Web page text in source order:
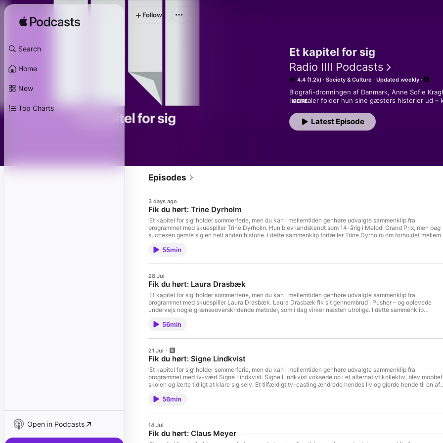
Search
Home
New
Top Charts
Open in Podcasts
Et kapitel for sig
Radio IIII Podcasts
4.4 (1.2k) Society & Culture Updated weekly
Biografi-dronningen af Danmark, Anne Sofie
I samtaler folder hun sine gæsters historier ud –
Mennesker som du aldrig har hørt før
MORE
Latest Episode
Follow
Episodes
3 days ago
Fik du hørt: Trine Dyrholm
‘Et kapitel for sig’ holder sommerferie, men du kan i mellemtiden genhøre udvalgte sammenklip fra
programmet med skuespiller Trine Dyrholm. Hun blev landskendt som 14-årig i Melodi Grand Prix, men bag
succesen gemte sig en helt anden historie. I dette sammenklip fortæller Trine Dyrholm om forholdet mellem
egen familie. Nu vælger hun at dele de sårbare sider af sit liv offentligt – og fortæller hvorfor det er vigtigere
omnystudio.com/listener for privacy information.
55min
28 Jul
Fik du hørt: Laura Drasbæk
‘Et kapitel for sig’ holder sommerferie, men du kan i mellemtiden genhøre udvalgte sammenklip fra
programmet med skuespiller Laura Drasbæk. Laura Drasbæk fik sit gennembrud i Pusher – og oplevede
undervejs nogle grænseoverskridende metoder, som i dag virker næsten utrolige. I dette sammenklip
Hun ser også tilbage på forholdet til sin alkoholiserede far og på den vrede, det tog år at slippe. Og så
Leo Peter Larsen Redaktør: Christian Stemann Research: Sarah BechSee omnystudio.com/listener for
privacy information.
56min
21 Jul
Fik du hørt: Signe Lindkvist
‘Et kapitel for sig’ holder sommerferie, men du kan i mellemtiden genhøre udvalgte sammenklip fra
programmet med tv-vært Signe Lindkvist. Signe Lindkvist voksede op i et alternativt kollektiv, blev
skolen og lærte tidligt at klare sig selv. Et tilfældigt tv-casting ændrede hendes liv og gjorde hende til en af
store plan, om sorg, der først rammer mange år senere, og om kærligheden, der viste sig at bygge på løgne.
for privacy information.
56min
14 Jul
Fik du hørt: Claus Meyer